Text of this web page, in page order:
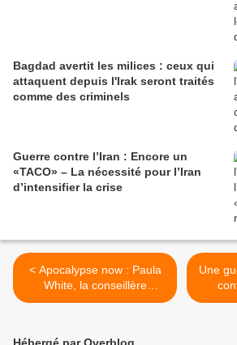
Bagdad avertit les milices : ceux qui
attaquent depuis l'Irak seront traités
comme des criminels
Guerre contre l’Iran : Encore un
«TACO» – La nécessité pour l’Iran
d’intensifier la crise
< Apocalypse now : Paula
White, la conseillère
religieuse de Trump ou l’art
Une